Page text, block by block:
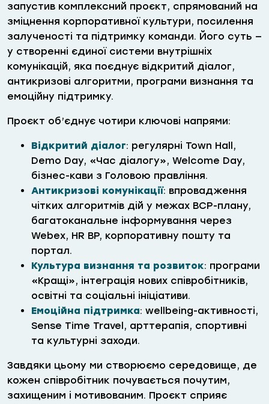
запустив комплексний проєкт, спрямований на
зміцнення корпоративної культури, посилення
залученості та підтримку команди. Його суть —
у створенні єдиної системи внутрішніх
комунікацій, яка поєднує відкритий діалог,
антикризові алгоритми, програми визнання та
емоційну підтримку.
Проєкт об’єднує чотири ключові напрями:
Відкритий діалог: регулярні Town Hall,
Demo Day, «Час діалогу», Welcome Day,
бізнес-кави з Головою правління.
Антикризові комунікації: впровадження
чітких алгоритмів дій у межах BCP-плану,
багатоканальне інформування через
Webex, HR BP, корпоративну пошту та
портал.
Культура визнання та розвиток: програми
«Кращі», інтеграція нових співробітників,
освітні та соціальні ініціативи.
Емоційна підтримка: wellbeing-активності,
Sense Time Travel, арттерапія, спортивні
та культурні заходи.
Завдяки цьому ми створюємо середовище, де
кожен співробітник почувається почутим,
захищеним і мотивованим. Проєкт сприяє